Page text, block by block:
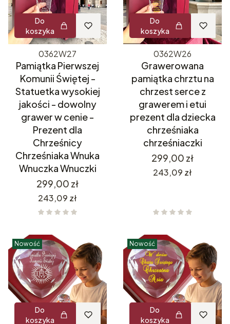
Do
koszyka
0362W27
Pamiątka Pierwszej
Komunii Świętej -
Statuetka wysokiej
jakości - dowolny
grawer w cenie -
Prezent dla
Chrześnicy
Chrześniaka Wnuka
Wnuczka Wnuczki
Cena
299,00 zł
Cena
243,09 zł
Do
koszyka
0362W26
Grawerowana
pamiątka chrztu na
chrzest serce z
grawerem i etui
prezent dla dziecka
chrześniaka
chrześniaczki
Cena
299,00 zł
Cena
243,09 zł
Nowość
Do
koszyka
Nowość
Do
koszyka